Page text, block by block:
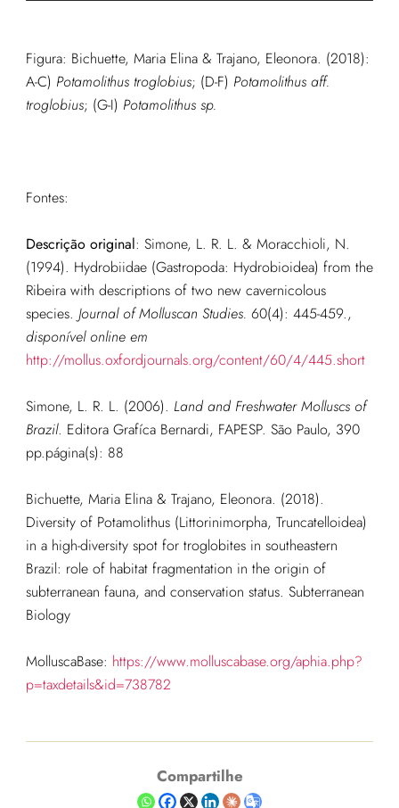
Figura: Bichuette, Maria Elina & Trajano, Eleonora. (2018):
A-C) Potamolithus troglobius; (D-F) Potamolithus aff.
troglobius; (G-I) Potamolithus sp.
Fontes:
Descrição original: Simone, L. R. L. & Moracchioli, N.
(1994). Hydrobiidae (Gastropoda: Hydrobioidea) from the
Ribeira with descriptions of two new cavernicolous
species. Journal of Molluscan Studies. 60(4): 445-459.,
disponível online em
http://mollus.oxfordjournals.org/content/60/4/445.short
Simone, L. R. L. (2006). Land and Freshwater Molluscs of
Brazil. Editora Grafíca Bernardi, FAPESP. São Paulo, 390
pp.página(s): 88
Bichuette, Maria Elina & Trajano, Eleonora. (2018).
Diversity of Potamolithus (Littorinimorpha, Truncatelloidea)
in a high-diversity spot for troglobites in southeastern
Brazil: role of habitat fragmentation in the origin of
subterranean fauna, and conservation status. Subterranean
Biology
MolluscaBase: https://www.molluscabase.org/aphia.php?
p=taxdetails&id=738782
Compartilhe